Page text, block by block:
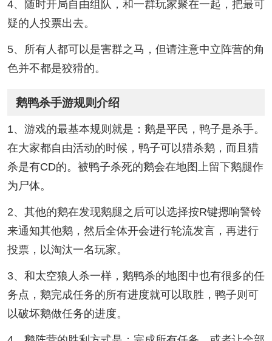
4、随时开局自由组队，和一群玩家聚在一起，把最可
疑的人投票出去。
5、所有人都可以是害群之马，但请注意中立阵营的角
色并不都是狡猾的。
鹅鸭杀手游规则介绍
1、游戏的最基本规则就是：鹅是平民，鸭子是杀手。
在大家都自由活动的时候，鸭子可以猎杀鹅，而且猎
杀是有CD的。被鸭子杀死的鹅会在地图上留下鹅腿作
为尸体。
2、其他的鹅在发现鹅腿之后可以选择按R键摁响警铃
来通知其他鹅，然后全体开会进行轮流发言，再进行
投票，以淘汰一名玩家。
3、和太空狼人杀一样，鹅鸭杀的地图中也有很多的任
务点，鹅完成任务的所有进度就可以取胜，鸭子则可
以破坏鹅做任务的进度。